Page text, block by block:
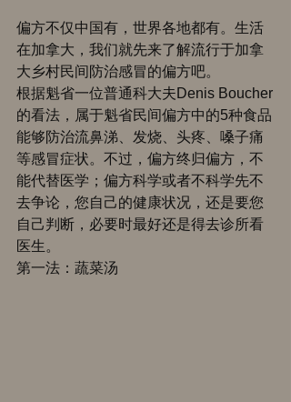
偏方不仅中国有，世界各地都有。生活
在加拿大，我们就先来了解流行于加拿
大乡村民间防治感冒的偏方吧。
根据魁省一位普通科大夫Denis Boucher
的看法，属于魁省民间偏方中的5种食品
能够防治流鼻涕、发烧、头疼、嗓子痛
等感冒症状。不过，偏方终归偏方，不
能代替医学；偏方科学或者不科学先不
去争论，您自己的健康状况，还是要您
自己判断，必要时最好还是得去诊所看
医生。
第一法：蔬菜汤